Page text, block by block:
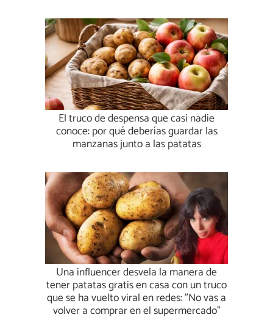
El truco de despensa que casi nadie
conoce: por qué deberías guardar las
manzanas junto a las patatas
Una influencer desvela la manera de
tener patatas gratis en casa con un truco
que se ha vuelto viral en redes: "No vas a
volver a comprar en el supermercado"